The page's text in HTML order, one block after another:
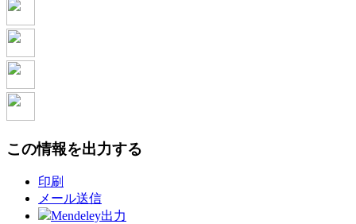
この情報を出力する
印刷
メール送信
Mendeley出力